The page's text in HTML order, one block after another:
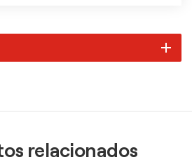
relacionados